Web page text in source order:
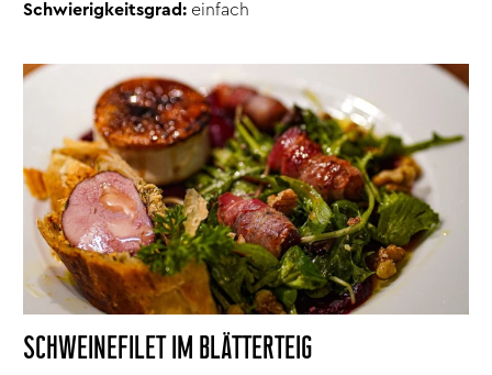
Schwierigkeitsgrad: einfach
SCHWEINEFILET IM BLÄTTERTEIG